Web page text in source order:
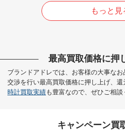
もっと見
最高買取価格に押
ブランドアドレでは、お客様の大事な
交渉を行い最高買取価格に押し上げ、還
時計買取実績も豊富なので、ぜひご相談
キャンペーン買